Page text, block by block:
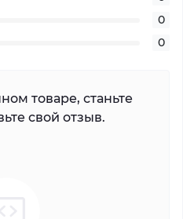
0
0
товаре, станьте
свой отзыв.